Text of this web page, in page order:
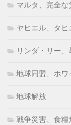
マルタ、完全な
ヤヒエル、タヒ
リンダ・リー、
地球同盟、ホワ
地球解放
戦争災害、食